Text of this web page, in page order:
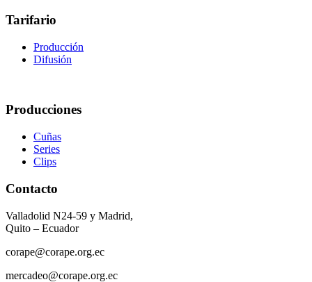
Tarifario
Producción
Difusión
Producciones
Cuñas
Series
Clips
Contacto
Valladolid N24-59 y Madrid,
Quito – Ecuador
corape@corape.org.ec
mercadeo@corape.org.ec